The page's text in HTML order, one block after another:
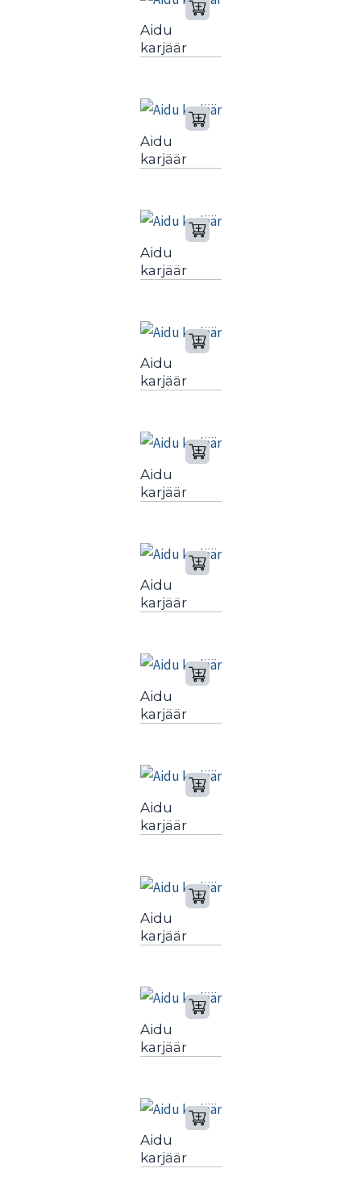
Aidu
karjäär
Aidu
karjäär
Aidu
karjäär
Aidu
karjäär
Aidu
karjäär
Aidu
karjäär
Aidu
karjäär
Aidu
karjäär
Aidu
karjäär
Aidu
karjäär
Aidu
karjäär